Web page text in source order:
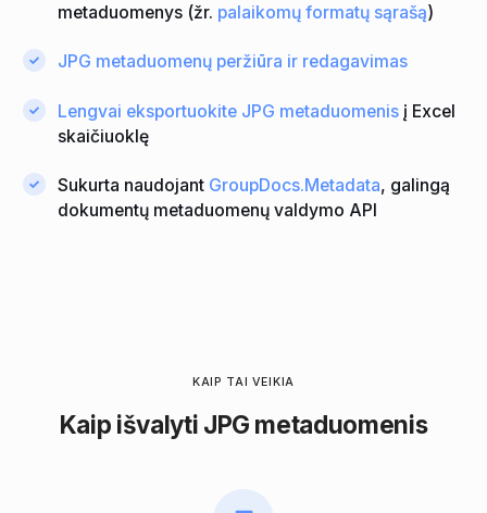
metaduomenys (žr. palaikomų formatų sąrašą)
JPG metaduomenų peržiūra ir redagavimas
Lengvai eksportuokite JPG metaduomenis į Excel
skaičiuoklę
Sukurta naudojant GroupDocs.Metadata, galingą
dokumentų metaduomenų valdymo API
KAIP TAI VEIKIA
Kaip išvalyti JPG metaduomenis